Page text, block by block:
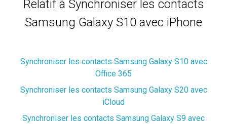
Relatif à Synchroniser les contacts
Samsung Galaxy S10 avec iPhone
Synchroniser les contacts Samsung Galaxy S10 avec
Office 365
Synchroniser les contacts Samsung Galaxy S20 avec
iCloud
Synchroniser les contacts Samsung Galaxy S9 avec